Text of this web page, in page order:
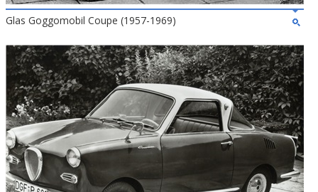
Glas Goggomobil Coupe (1957-1969)